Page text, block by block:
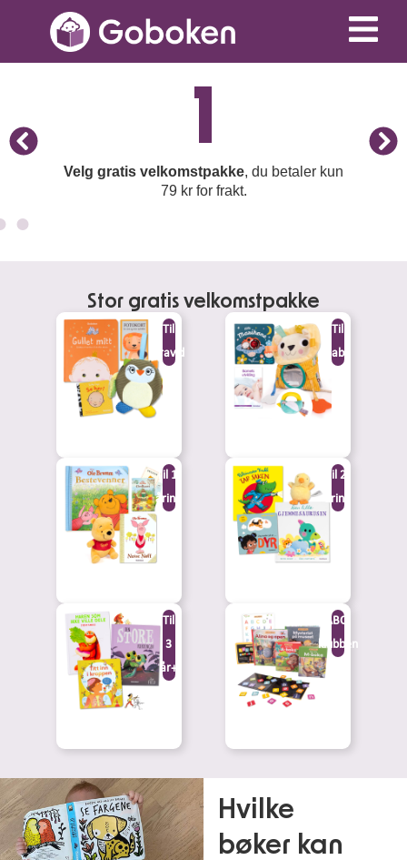
1
Velg gratis velkomstpakke, du betaler kun
79 kr for frakt.
Stor gratis velkomstpakke
Til
gravid
Til
baby
Til 1-
åring
Til 2-
åring
Til
3
år+
ABC-
klubben
Hvilke
bøker kan